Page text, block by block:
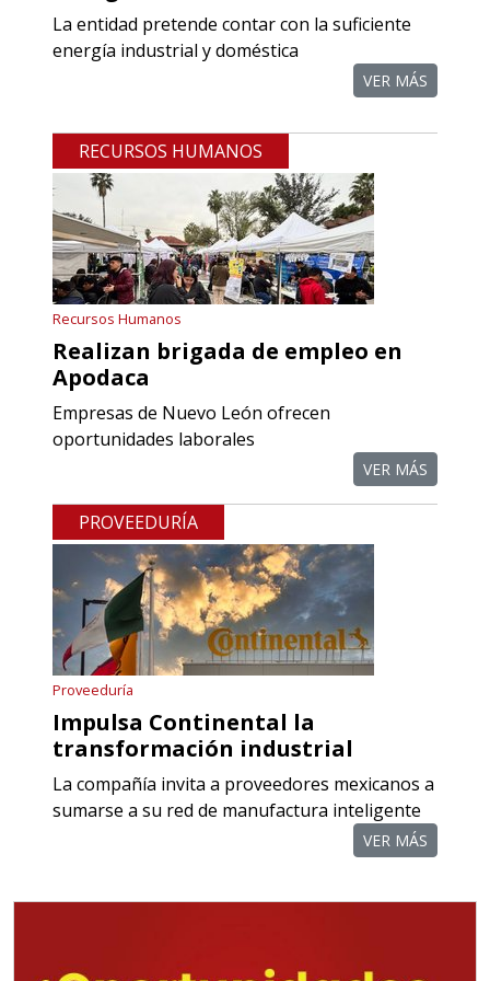
Empresa en Querétaro
Requiere:
REFACCIONES PARA
Especificaciones:
Requisitos: Otorgar condiciones de
crédito acordes a las políticas del
grupo, contar con instalaciones
cercanas a la región y otorgar
referencias comerciales.
Aplicar al Requerimiento
Empresa en Querétaro
COMPONENTES PARA
RECTIFICADORAS
Especificaciones:
Requisitos: Otorgar condiciones de
crédito acordes a las políticas del
grupo, contar con instalaciones
cercanas a la región y otorgar
referencias comerciales.
Aplicar al Requerimiento
Requiere:
Especificaciones:
La entidad pretende contar con la suficiente
energía industrial y doméstica
VER MÁS
RECURSOS HUMANOS
Recursos Humanos
Realizan brigada de empleo en
Apodaca
Empresas de Nuevo León ofrecen
oportunidades laborales
VER MÁS
PROVEEDURÍA
Proveeduría
Impulsa Continental la
transformación industrial
La compañía invita a proveedores mexicanos a
sumarse a su red de manufactura inteligente
VER MÁS